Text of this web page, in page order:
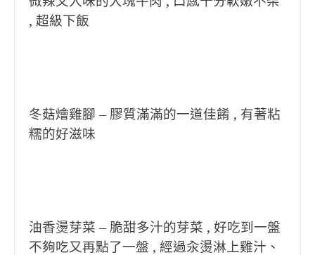
, 超級下飯
冬菇燴雞腳 – 膠質滿滿的一道佳餚 , 有著粘
糯的好滋味
油香燙芽菜 – 脆甜多汁的芽菜 , 好吃到一盤
不夠吃又再點了一盤 , 經過汆燙淋上雞汁、